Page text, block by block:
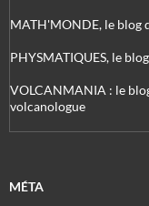
MATH'MONDE, le blog
PHYSMATIQUES, le
VOLCANMANIA : le
volcanologue
MÉTA